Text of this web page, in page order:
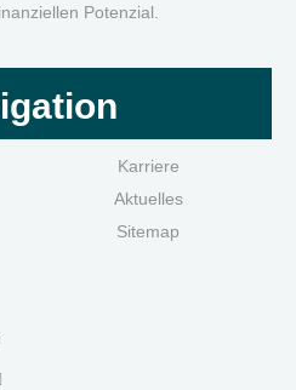
Potenzial.
Karriere
Aktuelles
Sitemap